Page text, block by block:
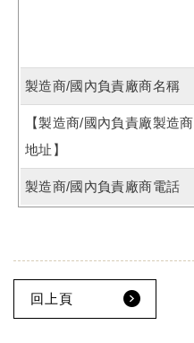
製造商/國內負責廠商名稱
【製造商/國內負責廠製造商
地址】
製造商/國內負責廠商電話
回上頁